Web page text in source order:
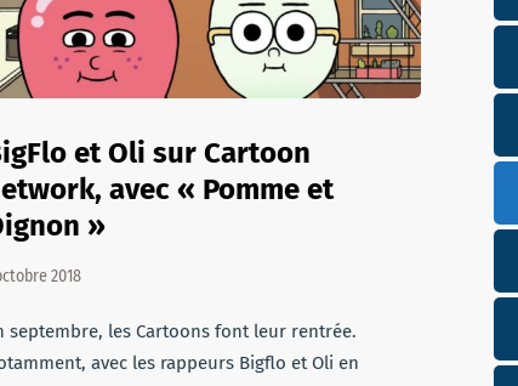
et Oli sur Cartoon
avec « Pomme et
»
2018
septembre, les Cartoons font leur rentrée.
avec les rappeurs Bigflo et Oli en